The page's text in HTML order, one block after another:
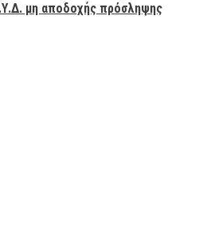
μη αποδοχής πρόσληψης